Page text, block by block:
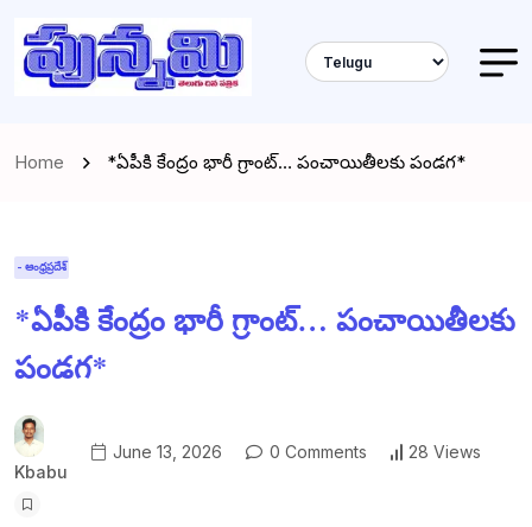
Home *ఏపీకి కేంద్రం భారీ గ్రాంట్‌… పంచాయితీలకు పండగ*
- ఆంధ్రప్రదేశ్
*ఏపీకి కేంద్రం భారీ గ్రాంట్‌… పంచాయితీలకు
పండగ*
Kbabu
June 13, 2026 0 Comments 28 Views